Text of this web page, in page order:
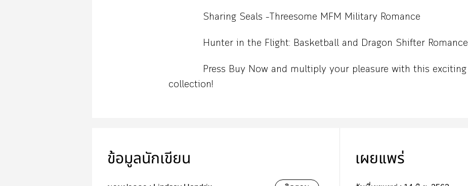
Sharing Seals –Threesome MFM Military Romance
Hunter in the Flight: Basketball and Dragon Shifter Romance
Press Buy Now and multiply your pleasure with this exciting
collection!
ข้อมูลนักเขียน เผยแพร่